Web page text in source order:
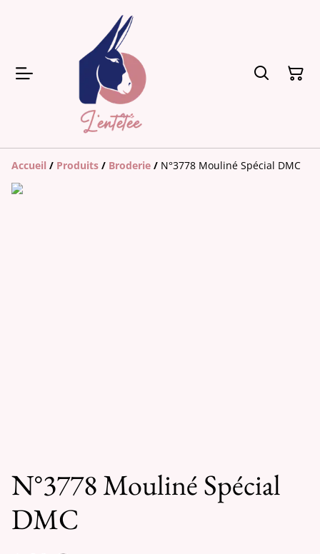
Accueil / Produits / Broderie / N°3778 Mouliné Spécial DMC
N°3778 Mouliné Spécial
DMC